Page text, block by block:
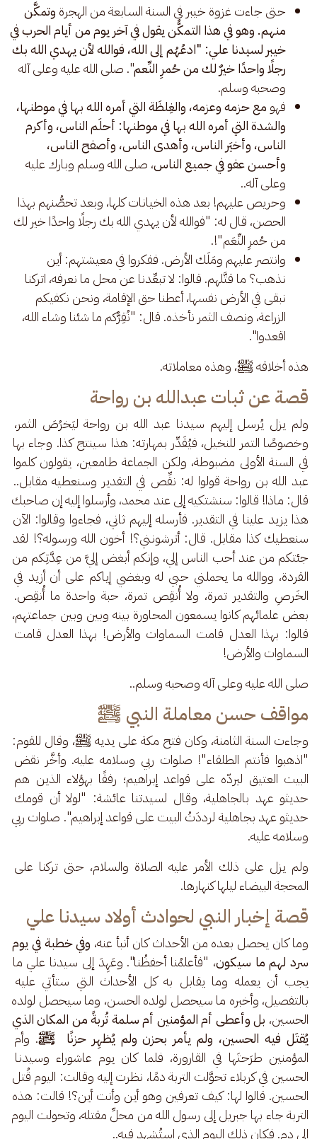
حتى جاءت غزوة خيبر في السنة السابعة من الهجرة وتمكَّن
منهم. وهو في هذا التمكُّن يقول في آخر يوم من أيام الحرب في
خيبر لسيدنا علي: "ادعُهُم إلى الله، فوالله لأن يهدي الله بك
رجلًا واحدًا خيرٌ لك من حُمرِ النِّعم". صلى الله عليه وعلى آله
وصحبه وسلم.
فهو مع حزمه وعزمه، والغِلظَة التي أمره الله بها في موطنها،
والشدة التي أمره الله بها في موطنها: أحلَم الناس، وأكرم
الناس، وأخيَر الناس، وأهدى الناس، وأصفح الناس،
وأحسن عفو في جميع الناس ، صلى الله وسلم وبارك عليه
وعلى آله..
وحريص عليهم! بعد هذه الخيانات كلها، وبعد تحصُّنهم بهذا
الحصن، قال له: "فوالله لأن يهدي الله بك رجلًا واحدًا خير لك
من حُمرِ النِّعَم"!.
وانتصر عليهم ومَلَك الأرض. ففكروا في معيشتهم: أين
نذهب؟ ما قتَّلهم. قالوا: لا تبعِّدنا عن محل ما نعرفه، اتركنا
نبقى في الأرض نفسها، أعطنا حق الإقامة، ونحن نكفيكم
الزراعة، ونصف الثمر نأخذه. قال: "نُقِرُّكم ما شئنا وشاء الله،
اقعدوا".
هذه أخلاقه ﷺ، وهذه معاملاته.
قصة عن ثبات عبدالله بن رواحة
ولم يزل يُرسل إليهم سيدنا عبد الله بن رواحة ليَخرُصَ الثمر،
وخصوصًا التمر للنخيل، فيُقَدِّر بمهارته: هذا سينتج كذا. وجاء بها
في السنة الأولى مضبوطة، ولكن الجماعة طامعين، يقولون كلموا
عبد الله بن رواحة قولوا له: نقِّص في التقدير وسنعطيه مقابل..
قال: ماذا! قالوا: سنشتكيه إلى عند محمد، وأرسلوا إليه إن صاحبك
هذا يزيد علينا في التقدير. فأرسله إليهم ثاني، فجاءوا وقالوا: الآن
سنعطيك كذا مقابل. قال: أترشونني؟! أخون الله ورسوله؟! لقد
جئتكم من عند أحب الناس إلي، وإنكم أبغض إليَّ من عِدَّتِكم من
القردة، ووالله ما يحملني حبي له وبغضي إياكم على أن أزيد في
الخَرصِ والتقدير تمرة، ولا أُنقِص تمرة، حبة واحدة ما أُنقِص.
بعض علمائهم كانوا يسمعون المحاورة بينه وبين وبين جماعتهم،
قالوا: بهذا العدل قامت السماوات والأرض! بهذا العدل قامت
السماوات والأرض!
صلى الله عليه وعلى آله وصحبه وسلم..
مواقف حسن معاملة النبي ﷺ
وجاءت السنة الثامنة، وكان فتح مكة على يديه ﷺ، وقال للقوم:
"اذهبوا فأنتم الطلقاء"! صلوات ربي وسلامه عليه. وأخَّر نقض
البيت العتيق ليردّه على قواعد إبراهيم؛ رفقًا بهؤلاء الذين هم
حديثو عهد بالجاهلية، وقال لسيدتنا عائشة: "لولا أن قومك
حديثو عهد بجاهلية لرددَتُ البيت على قواعد إبراهيم". صلوات ربي
وسلامه عليه.
ولم يزل على ذلك الأمر عليه الصلاة والسلام، حتى تركنا على
المحجة البيضاء ليلها كنهارها.
قصة إخبار النبي لحوادث أولاد سيدنا علي
وما كان يحصل بعده من الأحداث كان أنبأ عنه، وفي خطبة في يوم
سرد لهم ما سيكون، "فأعلمُنا أحفظُنا". وعَهِدَ إلى سيدنا علي ما
يجب أن يعمله وما يقابل به كل الأحداث التي ستأتي عليه
بالتفصيل، وأخبره ما سيحصل لولده الحسن، وما سيحصل لولده
الحسين، بل وأعطى أم المؤمنين أم سلمة تُربةً من المكان الذي
يُقتَل فيه الحسين، ولم يأمر بحزن ولم يُظهِر حزنًا  ﷺ. وأم
المؤمنين طرَحتَها في القارورة، فلما كان يوم عاشوراء وسيدنا
الحسين في كربلاء تحوَّلت التربة دمًا، نظرت إليه وقالت: اليوم قُتل
الحسين. قالوا لها: كيف تعرفين وهو أين وأنت أين؟! قالت: هذه
التربة جاء بها جبريل إلى رسول الله من محلِّ مقتله، وتحولت اليوم
إلى دم. فكان ذلك اليوم الذي استُشهِد فيه..